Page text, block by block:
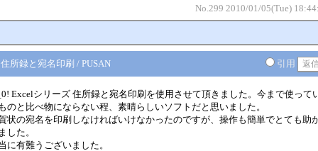
No.299 2010/01/05(Tue)
所録と宛名印刷 / PUSAN 引用
Excelシリーズ 住所録と宛名印刷を使用させて頂きました。今まで使って
のと比べ物にならない程、素晴らしいソフトだと思いました。
状の宛名を印刷しなければいけなかったのですが、操作も簡単でとても助
した。
に有難うございました。